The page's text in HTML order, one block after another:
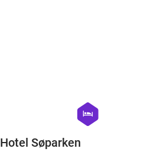
hexagon
hotel
Hotel Søparken